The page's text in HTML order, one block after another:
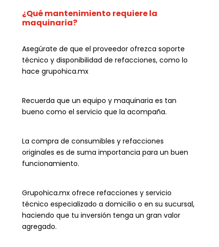
¿Qué mantenimiento requiere la
maquinaria?
Asegúrate de que el proveedor ofrezca soporte
técnico y disponibilidad de refacciones, como lo
hace grupohica.mx
Recuerda que un equipo y maquinaria es tan
bueno como el servicio que la acompaña.
La compra de consumibles y refacciones
originales es de suma importancia para un buen
funcionamiento.
Grupohica.mx ofrece refacciones y servicio
técnico especializado a domicilio o en su sucursal,
haciendo que tu inversión tenga un gran valor
agregado.